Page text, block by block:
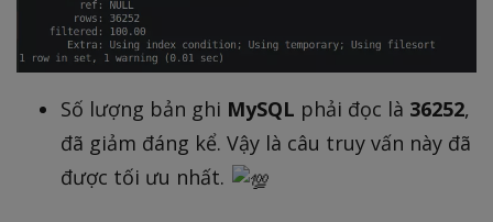
Số lượng bản ghi MySQL phải đọc là 36252,
đã giảm đáng kể. Vậy là câu truy vấn này đã
được tối ưu nhất.